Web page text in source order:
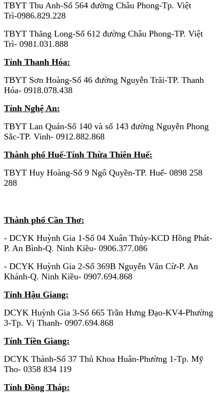
TBYT Thu Anh-Số 564 đường Châu Phong-Tp. Việt
Trì-0986.829.228
TBYT Thăng Long-Số 612 đường Châu Phong-TP. Việt
Trì- 0981.031.888
Tỉnh Thanh Hóa:
TBYT Sơn Hoàng-Số 46 đường Nguyễn Trãi-TP. Thanh
Hóa- 0918.078.438
Tỉnh Nghệ An:
TBYT Lan Quán-Số 140 và số 143 đường Nguyễn Phong
Sắc-TP. Vinh- 0912.882.868
Thành phố Huế-Tỉnh Thừa Thiên Huế:
TBYT Huy Hoàng-Số 9 Ngô Quyền-TP. Huế- 0898 258
288
Thành phố Cần Thơ:
- DCYK Huỳnh Gia 1-Số 04 Xuân Thủy-KCD Hồng Phát-
P. An Bình-Q. Ninh Kiều- 0906.377.086
- DCYK Huỳnh Gia 2-Số 369B Nguyễn Văn Cừ-P. An
Khánh-Q. Ninh Kiều- 0907.694.868
Tỉnh Hậu Giang:
DCYK Huỳnh Gia 3-Số 665 Trần Hưng Đạo-KV4-Phường
3-Tp. Vị Thanh- 0907.694.868
Tỉnh Tiền Giang:
DCYK Thành-Số 37 Thủ Khoa Huân-Phường 1-Tp. Mỹ
Tho- 0358 834 119
Tỉnh Đồng Tháp: